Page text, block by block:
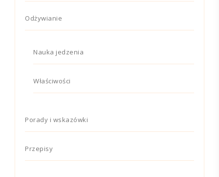
Odżywianie
Nauka jedzenia
Właściwości
Porady i wskazówki
Przepisy